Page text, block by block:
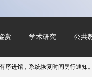
赏 学术研究 公共
馆，系统恢复时间另行通知。给